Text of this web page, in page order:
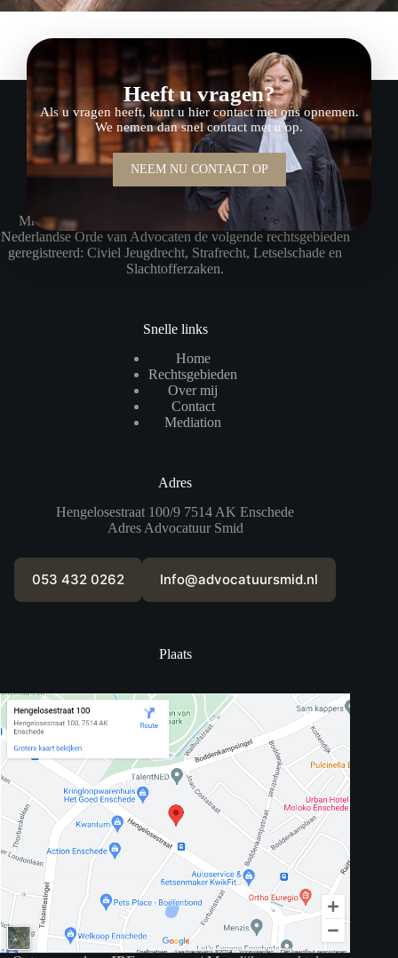
Heeft u vragen?
Als u vragen heeft, kunt u hier contact met ons opnemen.
We nemen dan snel contact met u op.
NEEM NU CONTACT OP
Mr S.D. Smid heeft in het rechtsgebiedenregister van de
Nederlandse Orde van Advocaten de volgende rechtsgebieden
geregistreerd: Civiel Jeugdrecht, Strafrecht, Letselschade en
Slachtofferzaken.
Snelle links
Home
Rechtsgebieden
Over mij
Contact
Mediation
Adres
Hengelosestraat 100/9 7514 AK Enschede
Adres Advocatuur Smid
053 432 0262 Info@advocatuursmid.nl
Plaats